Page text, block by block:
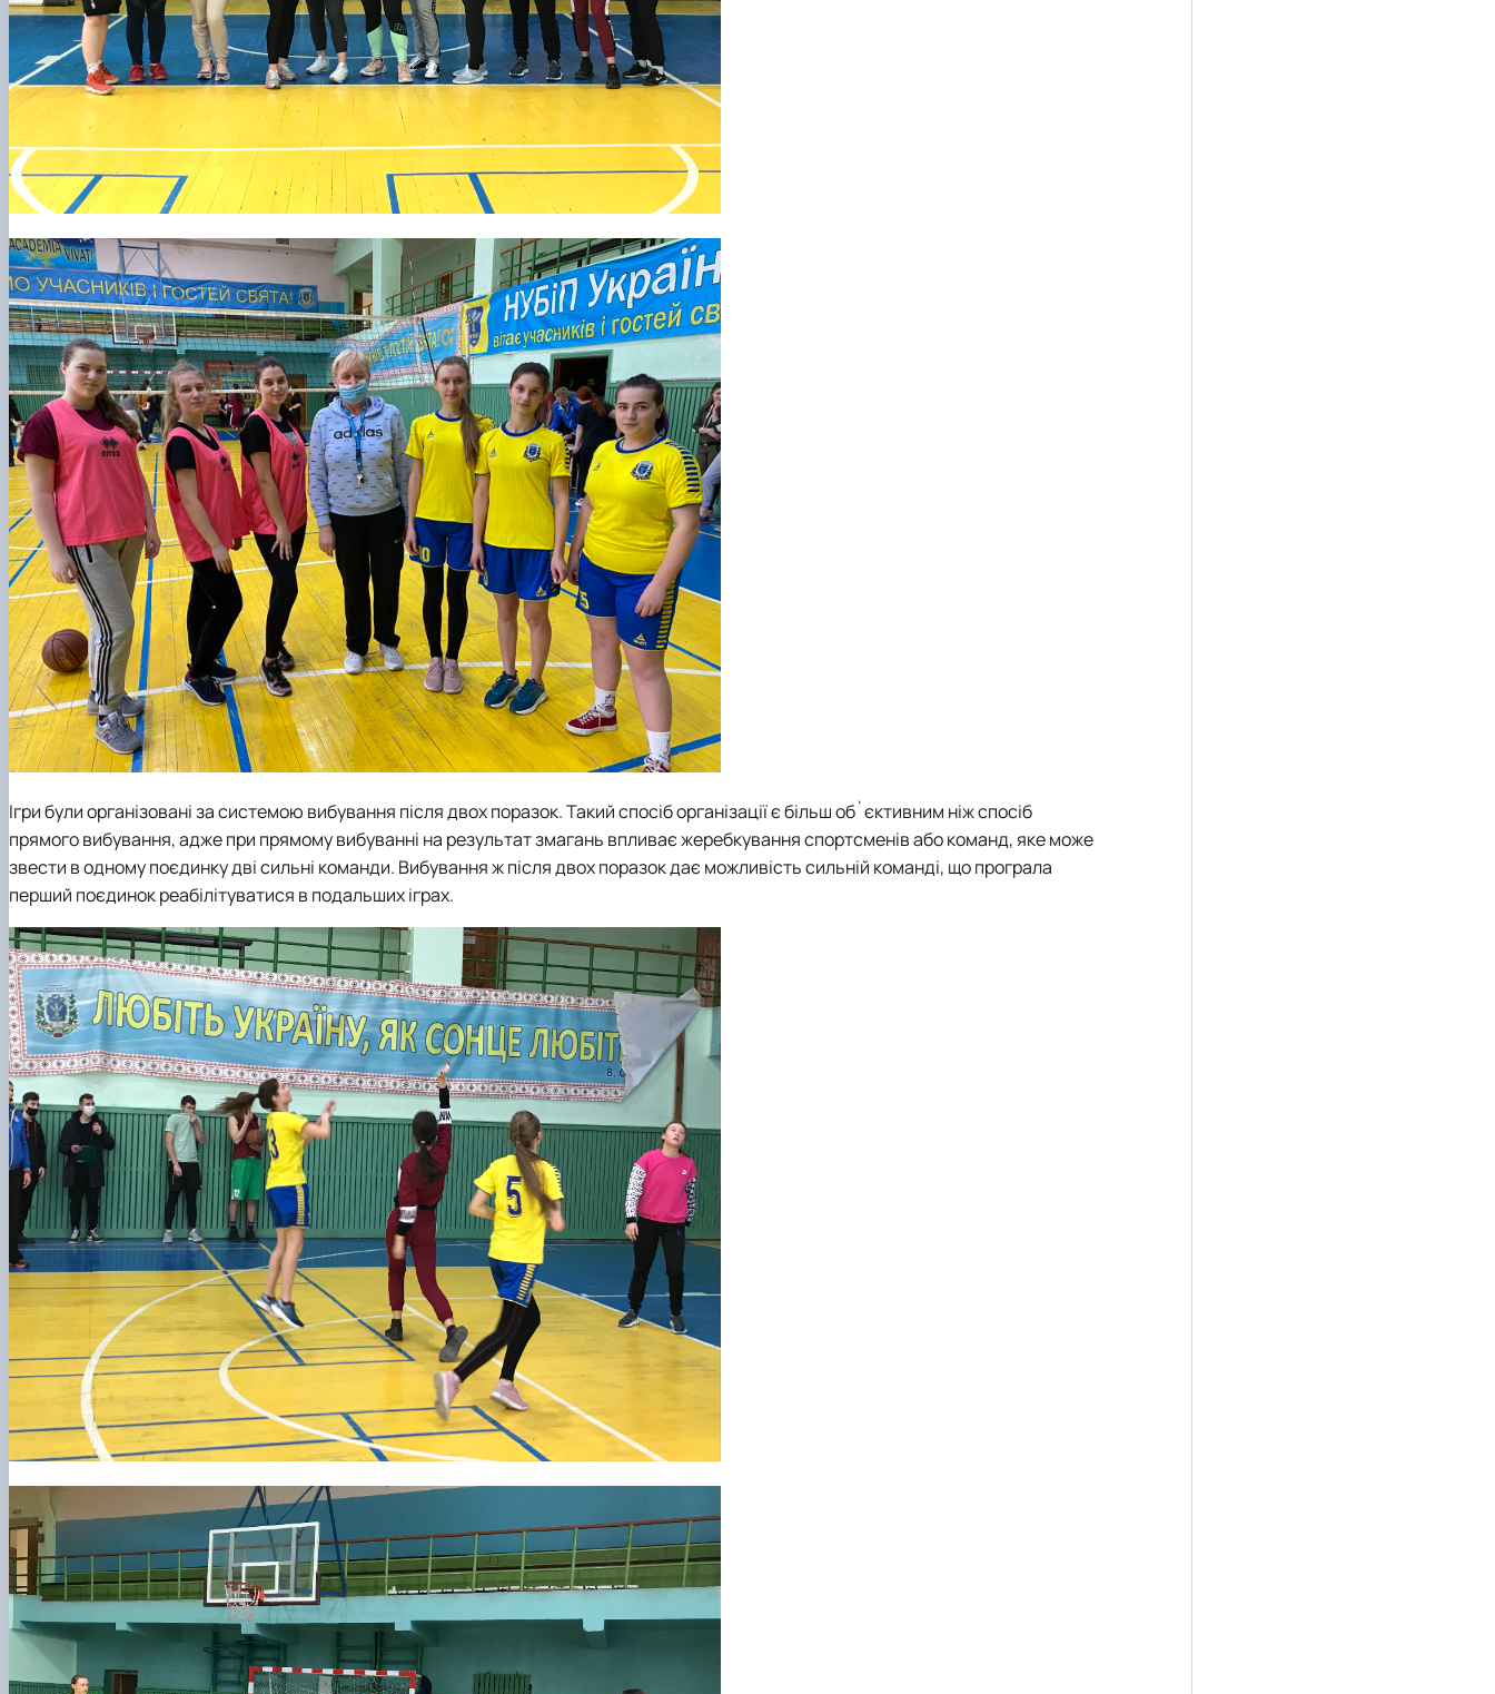
Ігри були організовані за системою вибування після двох поразок. Такий спосіб організації є більш об`єктивним ніж спосіб
прямого вибування, адже при прямому вибуванні на результат змагань впливає жеребкування спортсменів або команд, яке може
звести в одному поєдинку дві сильні команди. Вибування ж після двох поразок дає можливість сильній команді, що програла
перший поєдинок реабілітуватися в подальших іграх.